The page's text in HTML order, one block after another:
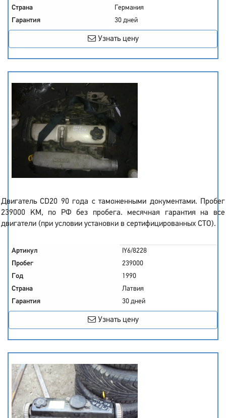
Страна
Германия
Гарантия
30 дней
Узнать цену
Двигатель CD20 90 года с таможенными документами. Пробег
239000 KM, по РФ без пробега. месячная гарантия на все
двигатели (при условии установки в сертифицированных СТО).
Артикул
IY6/8228
Пробег
239000
Год
1990
Страна
Латвия
Гарантия
30 дней
Узнать цену